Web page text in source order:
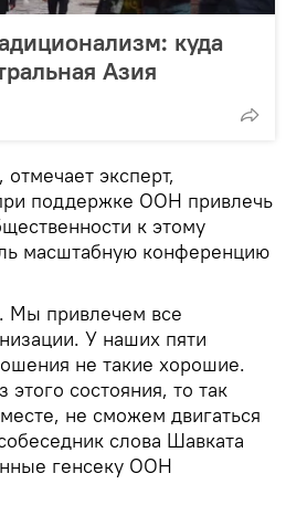
куда
Азия
эксперт,
поддержке ООН привлечь
к этому
масштабную конференцию
Мы привлечем все
У наших пяти
не такие хорошие.
состояния, то так
не сможем двигаться
слова Шавката
генсеку ООН